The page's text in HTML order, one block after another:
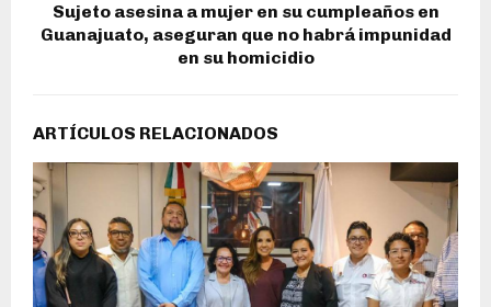
Sujeto asesina a mujer en su cumpleaños en
Guanajuato, aseguran que no habrá impunidad
en su homicidio
ARTÍCULOS RELACIONADOS